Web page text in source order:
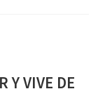
Y VIVE DE